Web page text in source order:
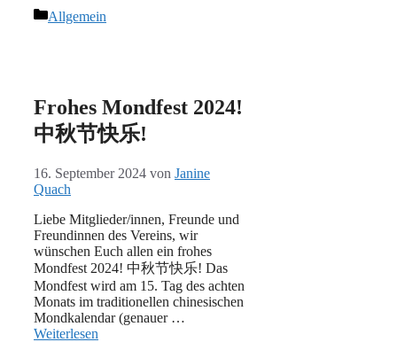
Kategorien
Allgemein
Frohes Mondfest 2024!
中秋节快乐!
16. September 2024 von Janine
Quach
Liebe Mitglieder/innen, Freunde und
Freundinnen des Vereins, wir
wünschen Euch allen ein frohes
Mondfest 2024! 中秋节快乐! Das
Mondfest wird am 15. Tag des achten
Monats im traditionellen chinesischen
Mondkalendar (genauer …
Weiterlesen